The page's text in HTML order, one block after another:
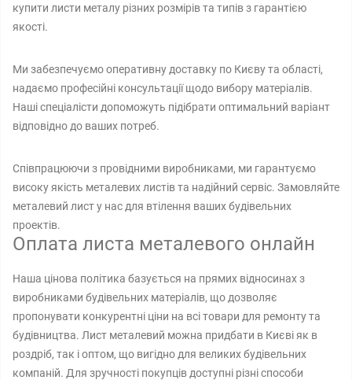
купити листи металу різних розмірів та типів з гарантією
якості.
Ми забезпечуємо оперативну доставку по Києву та області,
надаємо професійні консультації щодо вибору матеріалів.
Наші спеціалісти допоможуть підібрати оптимальний варіант
відповідно до ваших потреб.
Співпрацюючи з провідними виробниками, ми гарантуємо
високу якість металевих листів та надійний сервіс. Замовляйте
металевий лист у нас для втілення ваших будівельних
проектів.
Оплата листа металевого онлайн
Наша цінова політика базується на прямих відносинах з
виробниками будівельних матеріалів, що дозволяє
пропонувати конкурентні ціни на всі товари для ремонту та
будівництва. Лист металевий можна придбати в Києві як в
роздріб, так і оптом, що вигідно для великих будівельних
компаній. Для зручності покупців доступні різні способи